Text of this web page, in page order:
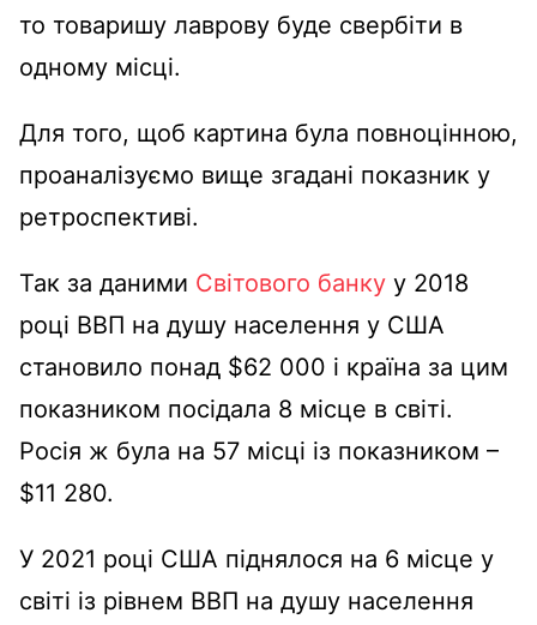
то товаришу лаврову буде свербіти в
одному місці.
Для того, щоб картина була повноцінною,
проаналізуємо вище згадані показник у
ретроспективі.
Так за даними Світового банку у 2018
році ВВП на душу населення у США
становило понад $62 000 і країна за цим
показником посідала 8 місце в світі.
Росія ж була на 57 місці із показником –
$11 280.
У 2021 році США піднялося на 6 місце у
світі із рівнем ВВП на душу населення